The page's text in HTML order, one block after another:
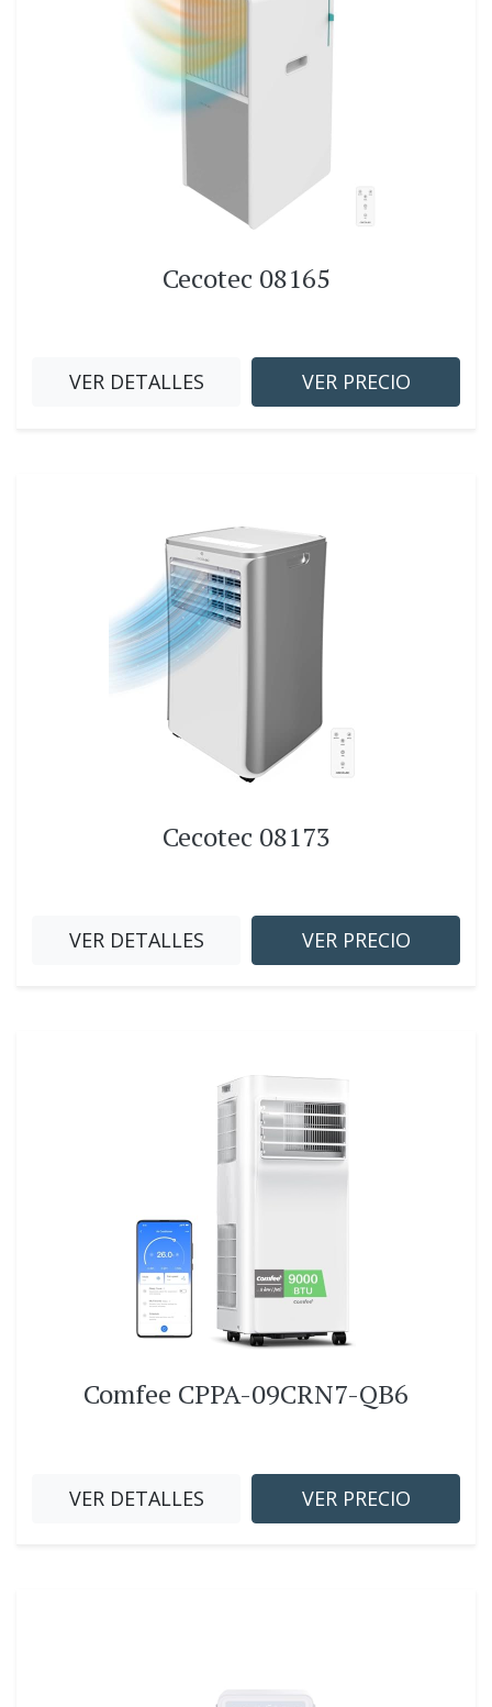
Cecotec 08165
VER DETALLES VER PRECIO
Cecotec 08173
VER DETALLES VER PRECIO
Comfee CPPA-09CRN7-QB6
VER DETALLES VER PRECIO